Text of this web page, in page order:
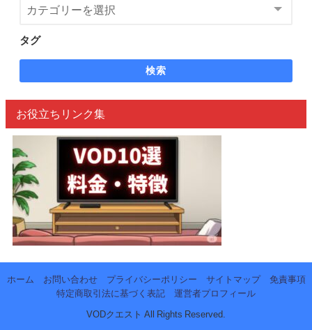
タグ
検索
お役立ちリンク集
ホーム お問い合わせ プライバシーポリシー サイトマップ
免責事項
特定商取引法に基づく表記
運営者プロフィール
VODクエスト All Rights Reserved.